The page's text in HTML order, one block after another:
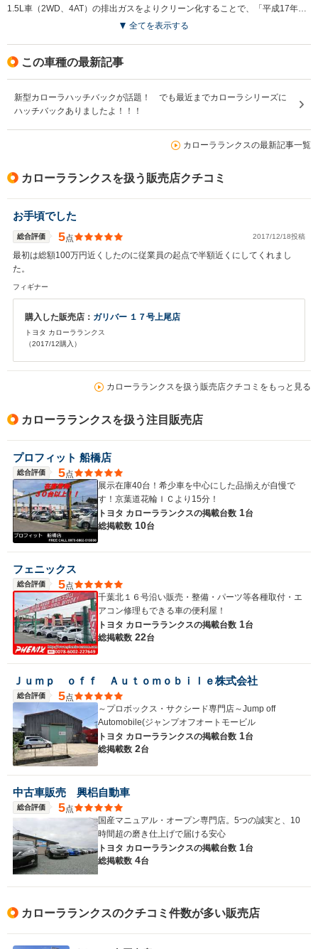
1.5L車（2WD、4AT）の排出ガスをよりクリーン化することで、「平成17年度基準排出ガス75%低減レベル」をクリア。より優遇された税制の適用が受けられるようになった。(2004.12)
全てを表示する
この車種の最新記事
新型カローラハッチバックが話題！ でも最近までカローラシリーズに
ハッチバックありましたよ！！！
カローラランクスの最新記事一覧
カローラランクスを扱う販売店クチコミ
お手頃でした
総合評価 5点 2017/12/18投稿
最初は総額100万円近くしたのに従業員の起点で半額近くにしてくれまし
た。
フィギナー
購入した販売店： ガリバー １７号上尾店
トヨタ カローラランクス
（2017/12購入）
カローラランクスを扱う販売店クチコミをもっと見る
カローラランクスを扱う注目販売店
プロフィット 船橋店
総合評価 5点
展示在庫40台！希少車を中心にした品揃えが自慢で
す！京葉道花輪ＩＣより15分！
トヨタ カローラランクスの掲載台数 1台
総掲載数 10台
フェニックス
総合評価 5点
千葉北１６号沿い販売・整備・パーツ等各種取付・エ
アコン修理もできる車の便利屋！
トヨタ カローラランクスの掲載台数 1台
総掲載数 22台
Ｊｕｍｐ ｏｆｆ Ａｕｔｏｍｏｂｉｌｅ株式会社
総合評価 5点
～プロボックス・サクシード専門店～Jump off
Automobile(ジャンプオフオートモービル
トヨタ カローラランクスの掲載台数 1台
総掲載数 2台
中古車販売 興梠自動車
総合評価 5点
国産マニュアル・オープン専門店。5つの誠実と、10
時間超の磨き仕上げで届ける安心
トヨタ カローラランクスの掲載台数 1台
総掲載数 4台
カローラランクスのクチコミ件数が多い販売店